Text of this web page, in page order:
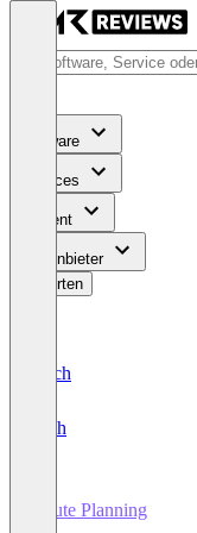
Software
Services
Content
Für Anbieter
Bewerten
Deutsch
English
Route Planning